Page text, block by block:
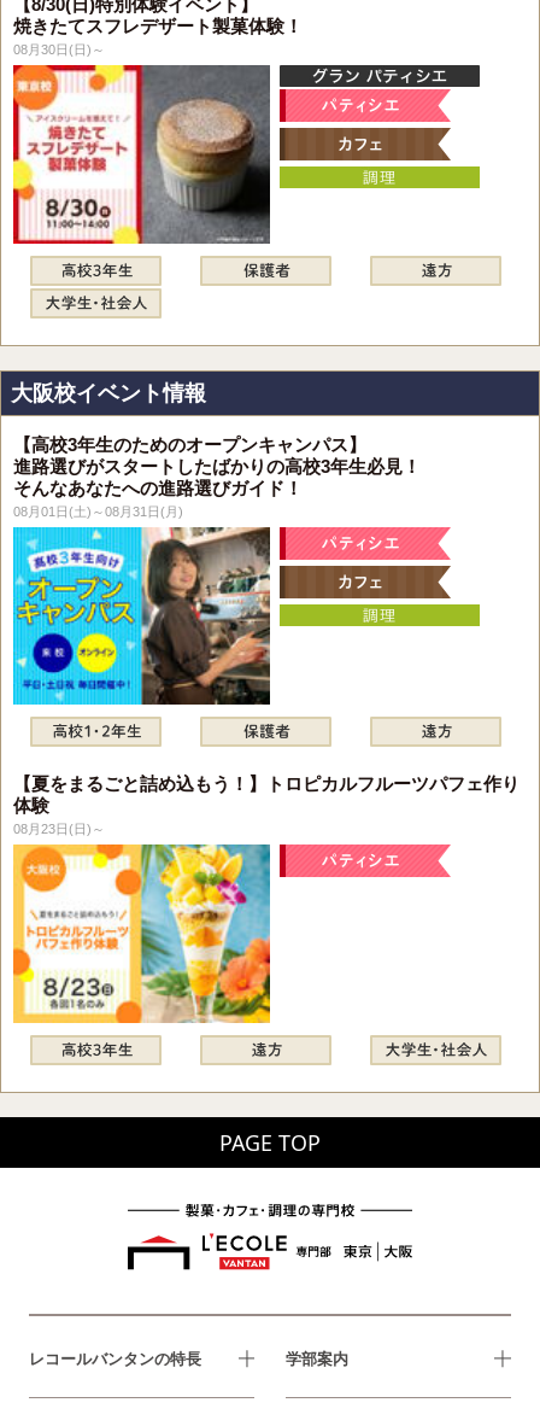
【8/30(日)特別体験イベント】
焼きたてスフレデザート製菓体験！
08月30日(日)～
大阪校イベント情報
【高校3年生のためのオープンキャンパス】
進路選びがスタートしたばかりの高校3年生必見！
そんなあなたへの進路選びガイド！
08月01日(土)～08月31日(月)
【夏をまるごと詰め込もう！】トロピカルフルーツパフェ作り
体験
08月23日(日)～
PAGE TOP
レコールバンタンの特長 学部案内